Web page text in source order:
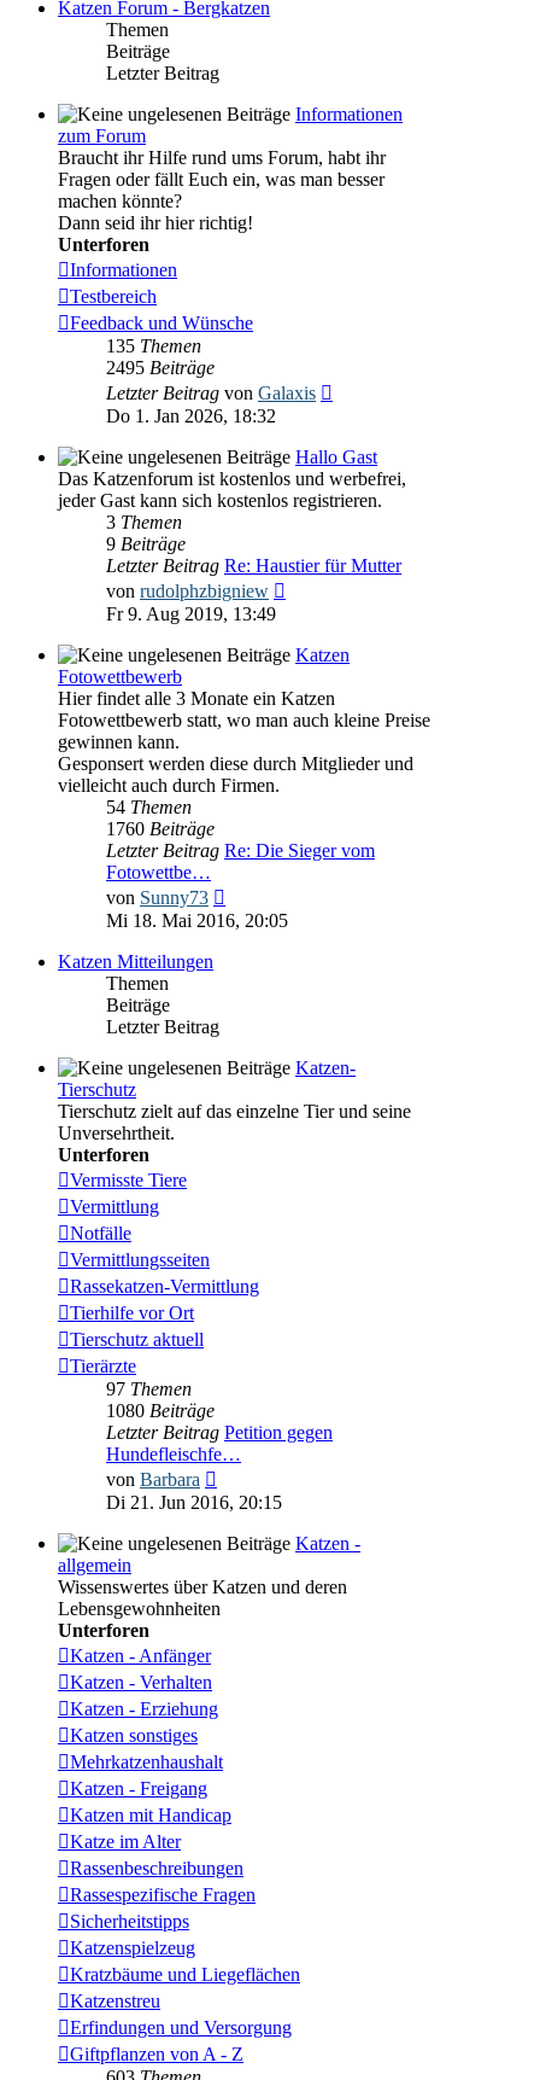
Katzen Forum - Bergkatzen
Themen
Beiträge
Letzter Beitrag
Informationen
zum Forum
Braucht ihr Hilfe rund ums Forum, habt ihr
Fragen oder fällt Euch ein, was man besser
machen könnte?
Dann seid ihr hier richtig!
Unterforen
Informationen
Testbereich
Feedback und Wünsche
135 Themen
2495 Beiträge
Letzter Beitrag von Galaxis
Do 1. Jan 2026, 18:32
Hallo Gast
Das Katzenforum ist kostenlos und werbefrei,
jeder Gast kann sich kostenlos registrieren.
3 Themen
9 Beiträge
Letzter Beitrag Re: Haustier für Mutter
von rudolphzbigniew
Fr 9. Aug 2019, 13:49
Katzen
Fotowettbewerb
Hier findet alle 3 Monate ein Katzen
Fotowettbewerb statt, wo man auch kleine Preise
gewinnen kann.
Gesponsert werden diese durch Mitglieder und
vielleicht auch durch Firmen.
54 Themen
1760 Beiträge
Letzter Beitrag Re: Die Sieger vom
Fotowettbe…
von Sunny73
Beitrag
Mi 18. Mai 2016, 20:05
Katzen Mitteilungen
Themen
Beiträge
Letzter Beitrag
Katzen-
Tierschutz
Tierschutz zielt auf das einzelne Tier und seine
Unversehrtheit.
Unterforen
Vermisste Tiere
Vermittlung
Notfälle
Vermittlungsseiten
Rassekatzen-Vermittlung
Tierhilfe vor Ort
Tierschutz aktuell
Tierärzte
97 Themen
1080 Beiträge
Letzter Beitrag Petition gegen
Hundefleischfe…
von Barbara
Beitrag
Di 21. Jun 2016, 20:15
Katzen -
allgemein
Wissenswertes über Katzen und deren
Lebensgewohnheiten
Unterforen
Katzen - Anfänger
Katzen - Verhalten
Katzen - Erziehung
Katzen sonstiges
Mehrkatzenhaushalt
Katzen - Freigang
Katzen mit Handicap
Katze im Alter
Rassenbeschreibungen
Rassespezifische Fragen
Sicherheitstipps
Katzenspielzeug
Kratzbäume und Liegeflächen
Katzenstreu
Erfindungen und Versorgung
Giftpflanzen von A - Z